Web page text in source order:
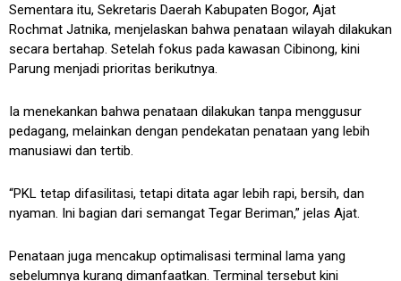
Sementara itu, Sekretaris Daerah Kabupaten Bogor, Ajat
Rochmat Jatnika, menjelaskan bahwa penataan wilayah dilakukan
secara bertahap. Setelah fokus pada kawasan Cibinong, kini
Parung menjadi prioritas berikutnya.
Ia menekankan bahwa penataan dilakukan tanpa menggusur
pedagang, melainkan dengan pendekatan penataan yang lebih
manusiawi dan tertib.
“PKL tetap difasilitasi, tetapi ditata agar lebih rapi, bersih, dan
nyaman. Ini bagian dari semangat Tegar Beriman,” jelas Ajat.
Penataan juga mencakup optimalisasi terminal lama yang
sebelumnya kurang dimanfaatkan. Terminal tersebut kini